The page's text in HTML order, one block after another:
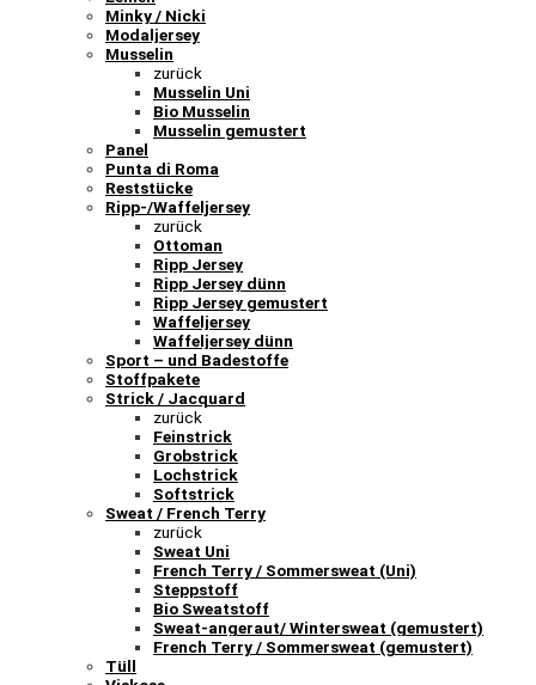
Minky / Nicki
Modaljersey
Musselin
zurück
Musselin Uni
Bio Musselin
Musselin gemustert
Panel
Punta di Roma
Reststücke
Ripp-/Waffeljersey
zurück
Ottoman
Ripp Jersey
Ripp Jersey dünn
Ripp Jersey gemustert
Waffeljersey
Waffeljersey dünn
Sport – und Badestoffe
Stoffpakete
Strick / Jacquard
zurück
Feinstrick
Grobstrick
Lochstrick
Softstrick
Sweat / French Terry
zurück
Sweat Uni
French Terry / Sommersweat (Uni)
Steppstoff
Bio Sweatstoff
Sweat-angeraut/ Wintersweat (gemustert)
French Terry / Sommersweat (gemustert)
Tüll